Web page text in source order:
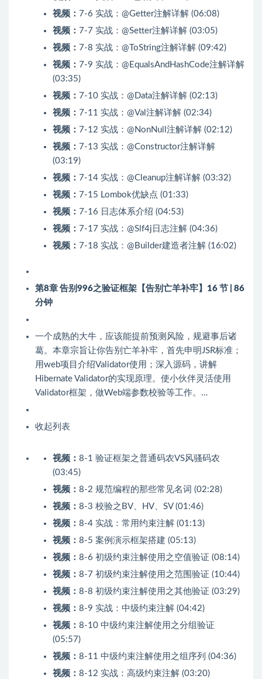
视频： 7-6 实战：@Getter注解详解 (06:08)
视频： 7-7 实战：@Setter注解详解 (03:05)
视频： 7-8 实战：@ToString注解详解 (09:42)
视频： 7-9 实战：@EqualsAndHashCode注解详解
(03:35)
视频： 7-10 实战：@Data注解详解 (02:13)
视频： 7-11 实战：@Val注解详解 (02:34)
视频： 7-12 实战：@NonNull注解详解 (02:12)
视频： 7-13 实战：@Constructor注解详解
(03:19)
视频： 7-14 实战：@Cleanup注解详解 (03:32)
视频： 7-15 Lombok优缺点 (01:33)
视频： 7-16 日志体系介绍 (04:53)
视频： 7-17 实战：@Slf4j日志注解 (04:36)
视频： 7-18 实战：@Builder建造者注解 (16:02)
第8章 告别996之验证框架【告别亡羊补牢】 16 节 | 86
分钟
一个成熟的大牛，应该能提前预测风险，规避事后诸
葛。本章宗旨让你告别亡羊补牢，首先申明JSR标准；
用web项目介绍Validator使用；深入源码，讲解
Hibernate Validator的实现原理。使小伙伴灵活使用
Validator框架，做Web端参数校验等工作。…
收起列表
视频： 8-1 验证框架之普通码农VS风骚码农
(03:45)
视频： 8-2 规范编程的那些常见名词 (02:28)
视频： 8-3 校验之BV、HV、SV (01:46)
视频： 8-4 实战：常用约束注解 (01:13)
视频： 8-5 案例演示框架搭建 (05:13)
视频： 8-6 初级约束注解使用之空值验证 (08:14)
视频： 8-7 初级约束注解使用之范围验证 (10:44)
视频： 8-8 初级约束注解使用之其他验证 (03:29)
视频： 8-9 实战：中级约束注解 (04:42)
视频： 8-10 中级约束注解使用之分组验证
(05:57)
视频： 8-11 中级约束注解使用之组序列 (04:36)
视频： 8-12 实战：高级约束注解 (03:20)